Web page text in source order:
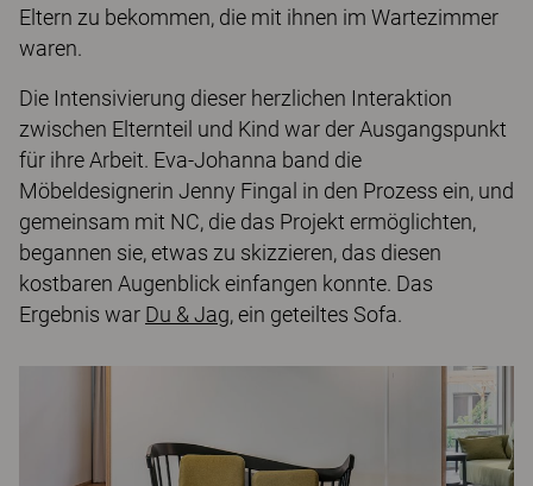
Eltern zu bekommen, die mit ihnen im Wartezimmer
waren.
Die Intensivierung dieser herzlichen Interaktion
zwischen Elternteil und Kind war der Ausgangspunkt
für ihre Arbeit. Eva-Johanna band die
Möbeldesignerin Jenny Fingal in den Prozess ein, und
gemeinsam mit NC, die das Projekt ermöglichten,
begannen sie, etwas zu skizzieren, das diesen
kostbaren Augenblick einfangen konnte. Das
Ergebnis war Du & Jag, ein geteiltes Sofa.